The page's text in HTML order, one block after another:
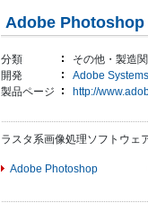
Adobe Photoshop
分類
その他・製造
開発
Adobe Systems
製品ページ
http://
ラスタ系画像処理ソフトウェ
Adobe Photoshop